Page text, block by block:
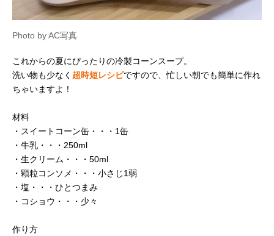
Photo by AC写真
これからの夏にぴったりの冷製コーンスープ。
洗い物も少なく 超時短レシピですので、忙しい朝でも簡単に作れ
ちゃいますよ！
材料
・スイートコーン缶・・・1缶
・牛乳・・・250ml
・生クリーム・・・50ml
・顆粒コンソメ・・・小さじ1弱
・塩・・・ひとつまみ
・コショウ・・・少々
作り方